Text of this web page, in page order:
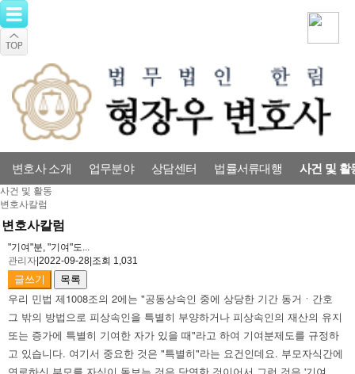
변호사 소개 업무분야 상담센터 법률서류대행 사건 및 활
사건 및 활동
변호사칼럼
변호사칼럼
"기여"분, "기여"도...
관리자|2022-09-28|조회 1,031
글쓰기 목록
우리 민법 제1008조의 2에는 "공동상속인 중에 상당한 기간 동거ㆍ간호
그 밖의 방법으로 피상속인을 특별히 부양하거나 피상속인의 재산의 유지
또는 증가에 특별히 기여한 자가 있을 때"라고 하여 기여분제도를 규정하
고 있습니다. 여기서 중요한 것은 "특별히"라는 요건인데요. 부모자식간에